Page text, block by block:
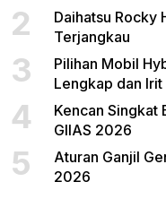
2
Daihatsu Rocky
Terjangkau
3
Pilihan Mobil
Lengkap dan Irit
4
Kencan Singkat
GIIAS 2026
5
Aturan Ganjil
2026